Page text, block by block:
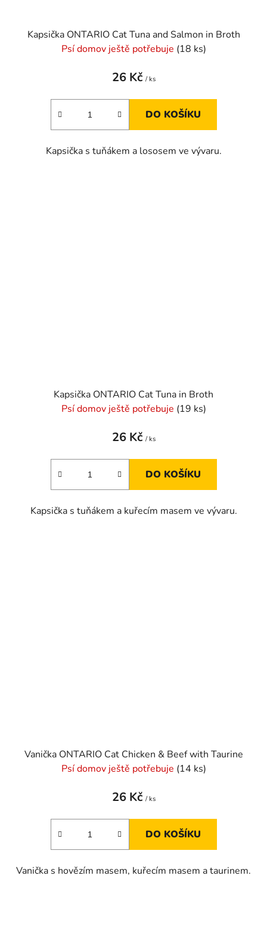
Kapsička ONTARIO Cat Tuna and Salmon in Broth
Psí domov ještě potřebuje (18 ks)
26 Kč / ks
DO KOŠÍKU
Kapsička s tuňákem a lososem ve vývaru.
Kapsička ONTARIO Cat Tuna in Broth
Psí domov ještě potřebuje (19 ks)
26 Kč / ks
DO KOŠÍKU
Kapsička s tuňákem a kuřecím masem ve vývaru.
Vanička ONTARIO Cat Chicken & Beef with Taurine
Psí domov ještě potřebuje (14 ks)
26 Kč / ks
DO KOŠÍKU
Vanička s hovězím masem, kuřecím masem a taurinem.